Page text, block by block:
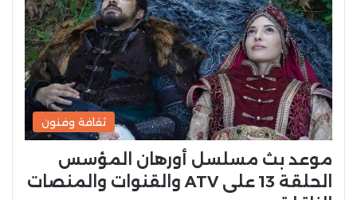
ثقافة وفنون
موعد بث مسلسل أورهان المؤسس
الحلقة 13 على ATV والقنوات والمنصات